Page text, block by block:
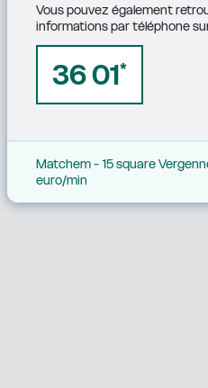
Vous pouvez également
informations par téléphone
36 01*
Matchem - 15 square
euro/min